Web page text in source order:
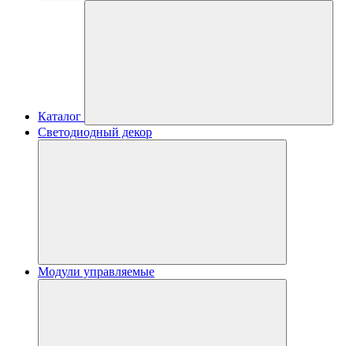
Каталог
Светодиодный декор
Модули управляемые